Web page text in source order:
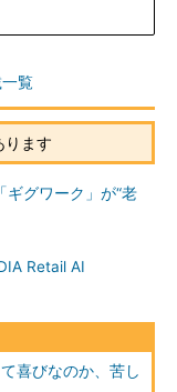
覧
ります
ギグワーク」が“老
Retail AI
喜びなのか、苦し